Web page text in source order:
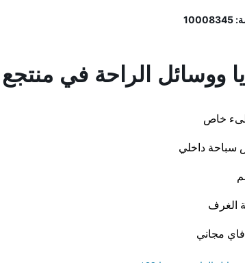
ووسائل الراحة في منتجع
خاص
داخلي
الغرف
مجاني